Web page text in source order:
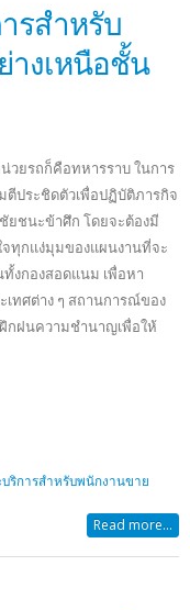
รสำหรับ
างเหนือชั้น
ยรถก็คือทหารราบ ในการ
ประชิดตัวเพื่อปฏิบัติภารกิจ
ยชนะข้าศึก โดยจะต้องมี
ทุกแง่มุมของแผนงานที่จะ
ทั้งกองสอดแนม เพื่อหา
ทศต่าง ๆ สถานการณ์ของ
กฝนความชำนาญเพื่อให้
ริการสำหรับพนักงานขาย
Read more...